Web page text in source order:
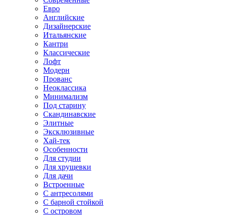
Евро
Английские
Дизайнерские
Итальянские
Кантри
Классические
Лофт
Модерн
Прованс
Неоклассика
Минимализм
Под старину
Скандинавские
Элитные
Эксклюзивные
Хай-тек
Особенности
Для студии
Для хрущевки
Для дачи
Встроенные
С антресолями
С барной стойкой
С островом